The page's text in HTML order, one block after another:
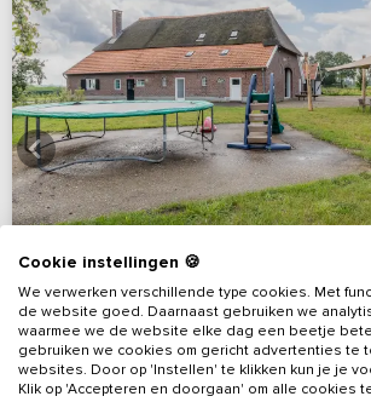
Virtuele rondleiding
Cookie instellingen 🍪
We verwerken verschillende type cookies. Met
de website goed. Daarnaast gebruiken we
waarmee we de website elke dag een beetje
gebruiken we cookies om gericht advertenties te
websites. Door op 'Instellen' te klikken kun je je
Klik op 'Accepteren en doorgaan' om alle cookies